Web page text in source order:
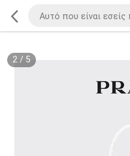
2/ 5